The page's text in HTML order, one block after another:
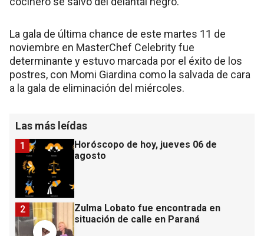
La gala de última chance de este martes 11 de
noviembre en MasterChef Celebrity fue
determinante y estuvo marcada por el éxito de los
postres, con Momi Giardina como la salvada de cara
a la gala de eliminación del miércoles.
Las más leídas
Horóscopo de hoy, jueves 06 de
agosto
1
Zulma Lobato fue encontrada en
situación de calle en Paraná
2